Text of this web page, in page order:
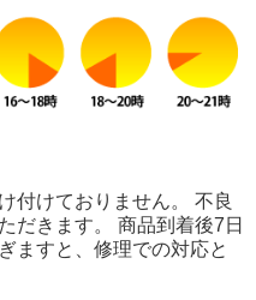
付けておりません。 不良
だきます。 商品到着後7日
ますと、修理での対応と